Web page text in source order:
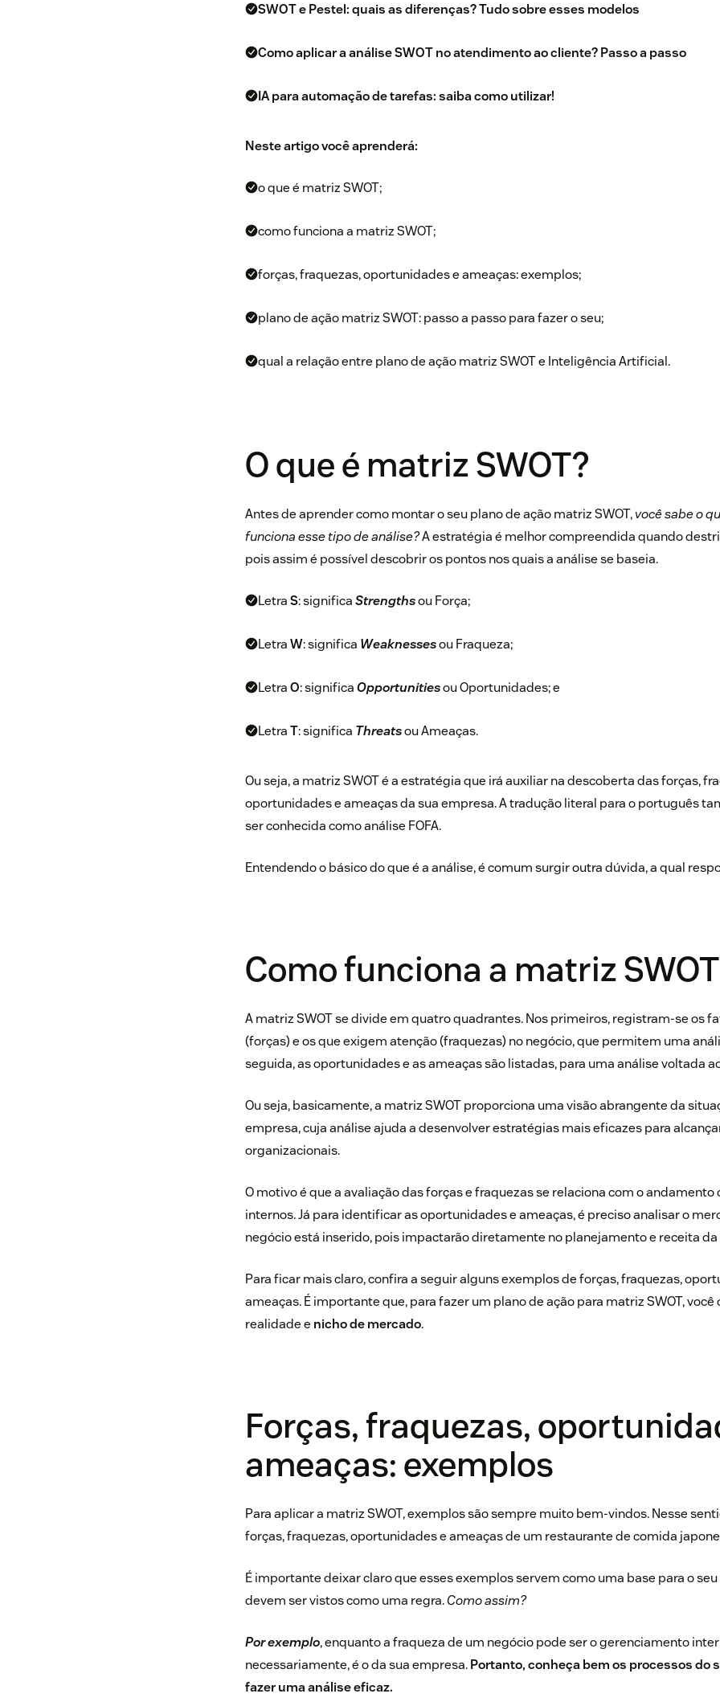
SWOT e Pestel: quais as diferenças? Tudo sobre esses modelos
Como aplicar a análise SWOT no atendimento ao cliente? Passo a passo
IA para automação de tarefas: saiba como utilizar!
Neste artigo você aprenderá:
o que é matriz SWOT;
como funciona a matriz SWOT;
forças, fraquezas, oportunidades e ameaças: exemplos;
plano de ação matriz SWOT: passo a passo para fazer o seu;
qual a relação entre plano de ação matriz SWOT e Inteligência Artificial.
O que é matriz SWOT?
Antes de aprender como montar o seu plano de ação matriz SWOT,você sabe o
funciona esse tipo de análise?A estratégia é melhor compreendida quando
pois assim é possível descobrir os pontos nos quais a análise se baseia.
LetraS: significaStrengthsou Força;
LetraW: significa Weaknessesou Fraqueza;
LetraO: significaOpportunitiesou Oportunidades; e
LetraT: significa Threatsou Ameaças.
Ou seja, a matriz SWOT é a estratégia que irá auxiliar na descoberta das forças,
oportunidades e ameaças da sua empresa. A tradução literal para o português
ser conhecida como análise FOFA.
Entendendo o básico do que é a análise, é comum surgir outra dúvida, a qual
Como funciona a matriz
A matriz SWOT se divide em quatro quadrantes. Nos primeiros, registram-se os
(forças) e os que exigem atenção (fraquezas) no negócio, que permitem uma
seguida, as oportunidades e as ameaças são listadas, para uma análise voltada
Ou seja, basicamente, a matriz SWOT proporciona uma visão abrangente da
empresa, cuja análise ajuda a desenvolver estratégias mais eficazes para
organizacionais.
O motivo é que a avaliação das forças e fraquezas se relaciona com o andamento
internos. Já para identificar as oportunidades e ameaças, é preciso analisar o
negócio está inserido, pois impactarão diretamente no planejamento e receita
Para ficar mais claro, confira a seguir alguns exemplos de forças, fraquezas,
ameaças. É importante que, para fazer um plano de ação para matriz SWOT, você
realidade e nicho de mercado.
Forças, fraquezas,
ameaças: exemplos
Para aplicar a matriz SWOT, exemplos são sempre muito bem-vindos. Nesse
forças, fraquezas, oportunidades e ameaças de um restaurante de comida
É importante deixar claro que esses exemplos servem como uma base para o
devem ser vistos como uma regra.Como assim?
Por exemplo, enquanto a fraqueza de um negócio pode ser o gerenciamento
necessariamente, é o da sua empresa.Portanto,conheça bem os processos do
fazer uma análise eficaz.